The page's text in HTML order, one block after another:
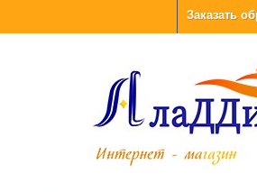
Заказать